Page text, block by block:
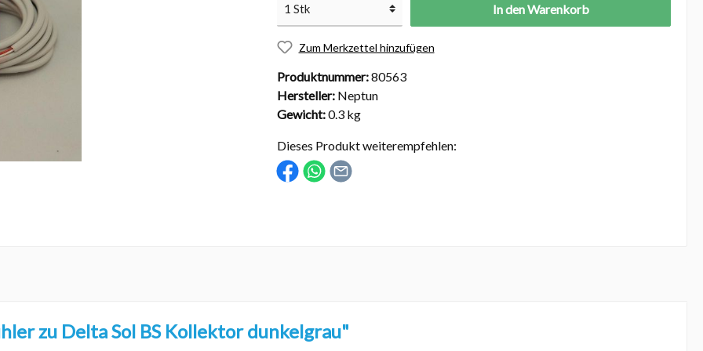
Abdeckungen
Solarabdeckungen
Rollabdeckungen
Schachtabdeckungen
In den Warenkorb
Zum Merkzettel hinzufügen
Produktnummer:80563
Hersteller: Neptun
Gewicht:0.3 kg
Dieses Produkt weiterempfehlen:
zu Delta Sol BS Kollektor dunkelgrau"